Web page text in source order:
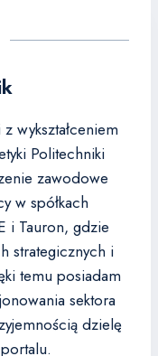
wykształceniem
Politechniki
zawodowe
w spółkach
i Tauron, gdzie
strategicznych i
temu posiadam
sektora
dzielę